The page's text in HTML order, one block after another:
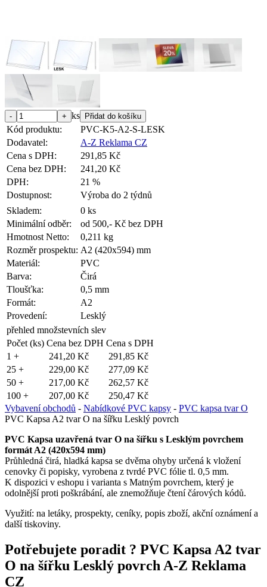
ks
Kód produktu:
PVC-K5-A2-S-LESK
Dodavatel:
A-Z Reklama CZ
Cena s DPH:
291,85 Kč
Cena bez DPH:
241,20 Kč
DPH:
21 %
Dostupnost:
Výroba do 2 týdnů
Skladem:
0 ks
Minimální odběr:
od 500,- Kč bez DPH
Hmotnost Netto:
0,211 kg
Rozměr prospektu: A2 (420x594) mm
Materiál:
PVC
Barva:
Čirá
Tloušťka:
0,5 mm
Formát:
A2
Provedení:
Lesklý
přehled množstevních slev
Počet (ks) Cena bez DPH Cena s DPH
1 +
241,20 Kč
291,85 Kč
25 +
229,00 Kč
277,09 Kč
50 +
217,00 Kč
262,57 Kč
100 +
207,00 Kč
250,47 Kč
Vybavení obchodů - Nabídkové PVC kapsy - PVC kapsa tvar O
PVC Kapsa A2 tvar O na šířku Lesklý povrch
PVC Kapsa uzavřená tvar O na šířku s Lesklým povrchem
formát A2 (420x594 mm)
Průhledná čirá, hladká kapsa se dvěma ohyby určená k vložení
cenovky či popisky, vyrobena z tvrdé PVC fólie tl. 0,5 mm.
K dispozici v eshopu i varianta s Matným povrchem, který je
odolnější proti poškrábání, ale znemožňuje čtení čárových kódů.
Využití: na letáky, prospekty, ceníky, popis zboží, akční oznámení a
další tiskoviny.
Potřebujete poradit ? PVC Kapsa A2 tvar
O na šířku Lesklý povrch A-Z Reklama
CZ